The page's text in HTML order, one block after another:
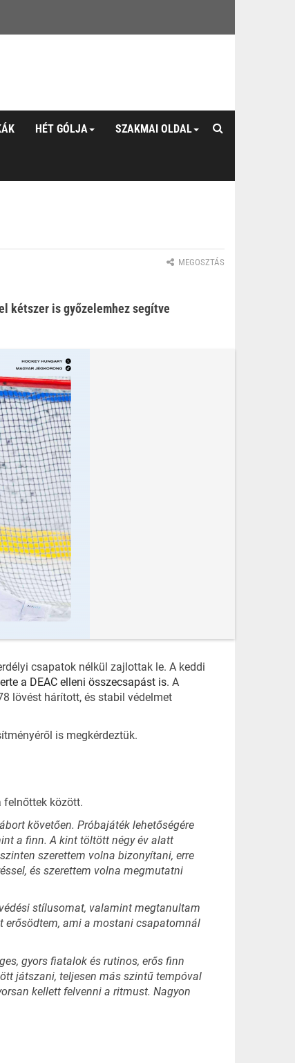
HÉT GÓLJA SZAKMAI OLDAL
MEGOSZTÁS
kétszer is győzelemhez segítve
csapatok nélkül zajlottak le. A keddi
a DEAC elleni összecsapást is. A
lövést hárított, és stabil védelmet
is megkérdeztük.
felnőttek között.
követően. Próbajáték lehetőségére
a finn. A kint töltött négy év alatt
szerettem volna bizonyítani, erre
és szerettem volna megmutatni
stílusomat, valamint megtanultam
erősödtem, ami a mostani csapatomnál
gyors fiatalok és rutinos, erős finn
játszani, teljesen más szintű tempóval
kellett felvenni a ritmust. Nagyon